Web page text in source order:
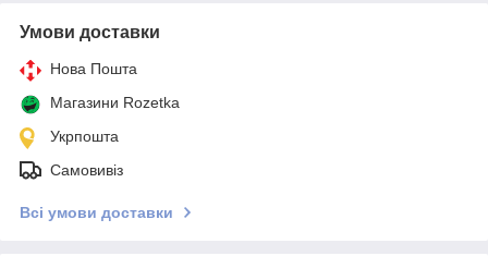
Умови доставки
Нова Пошта
Магазини Rozetka
Укрпошта
Самовивіз
Всі умови доставки